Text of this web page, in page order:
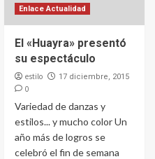
Enlace Actualidad
El «Huayra» presentó
su espectáculo
estilo 17 diciembre, 2015
0
Variedad de danzas y
estilos... y mucho color Un
año más de logros se
celebró el fin de semana